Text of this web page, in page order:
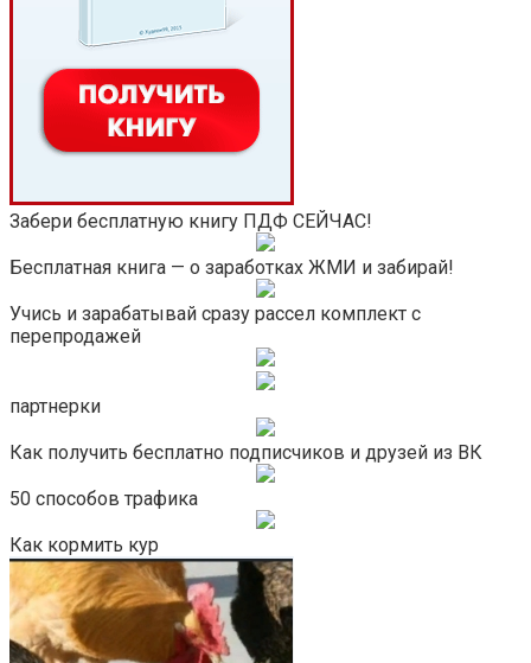
Забери бесплатную книгу ПДФ СЕЙЧАС!
Бесплатная книга — о заработках ЖМИ и забирай!
Учись и зарабатывай сразу рассел комплект с
перепродажей
партнерки
Как получить бесплатно подписчиков и друзей из ВК
50 способов трафика
Как кормить кур